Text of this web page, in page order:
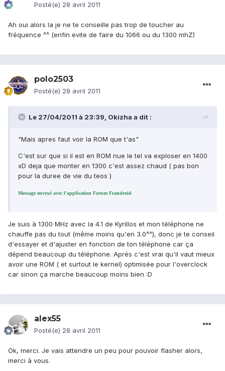
Posté(e) 28 avril 2011
Ah oui alors la je ne te conseille pas trop de toucher au
fréquence ^^ (enfin evite de faire du 1066 ou du 1300 mhZ)
polo2503
Posté(e) 28 avril 2011
Le 27/04/2011 à 23:39, Okizha a dit :
"Mais apres faut voir la ROM que t'as"
C'est sur que si il est en ROM nue le tel va exploser en 1400
xD deja que monter en 1300 c'est assez chaud ( pas bon
pour la duree de vie du teos )
Message envoyé avec l'application Forum Frandroid
Je suis à 1300 MHz avec la 4.1 de Kyrillos et mon téléphone ne
chauffe pas du tout (même moins qu'en 3.0^^), donc je te conseil
d'essayer et d'ajuster en fonction de ton téléphone car ça
dépend beaucoup du téléphone. Après c'est vrai qu'il vaut mieux
avoir une ROM ( et surtout le kernel) optimisée pour l'overclock
car sinon ça marche beaucoup moins bien :D
alex55
Posté(e) 28 avril 2011
Ok, merci. Je vais attendre un peu pour pouvoir flasher alors,
merci à vous.